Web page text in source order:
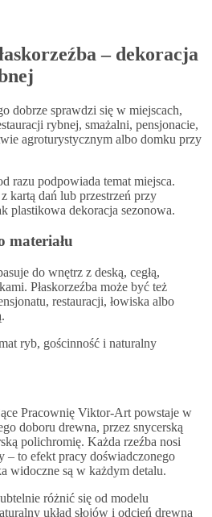
– dekoracja
dobrze sprawdzi się w miejscach,
rybnej, smażalni, pensjonacie,
agroturystycznym albo domku przy
razu podpowiada temat miejsca.
kartą dań lub przestrzeń przy
plastikowa dekoracja sezonowa.
materiału
do wnętrz z deską, cegłą,
Płaskorzeźba może być też
restauracji, łowiska albo
ryb, gościnność i naturalny
Pracownię Viktor-Art powstaje w
doboru drewna, przez snycerską
polichromię. Każda rzeźba nosi
– to efekt pracy doświadczonego
widoczne są w każdym detalu.
różnić się od modelu
układ słojów i odcień drewna